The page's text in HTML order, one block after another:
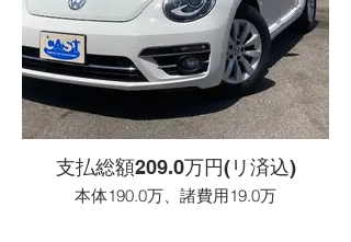
支払総額209.0万円(リ済込)
本体190.0万、諸費用19.0万